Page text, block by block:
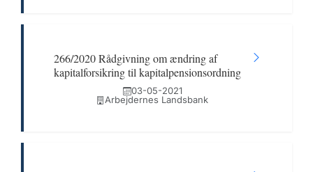
266/2020 Rådgivning om ændring af
kapitalforsikring til kapitalpensionsordning
03-05-2021
Arbejdernes Landsbank